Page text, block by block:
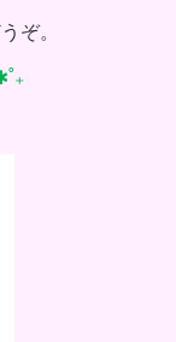
ぞ。